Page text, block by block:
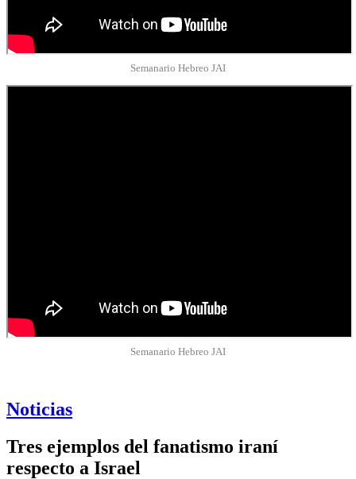
Semanario Hebreo JAI
Semanario Hebreo JAI
Noticias
Tres ejemplos del fanatismo iraní
respecto a Israel